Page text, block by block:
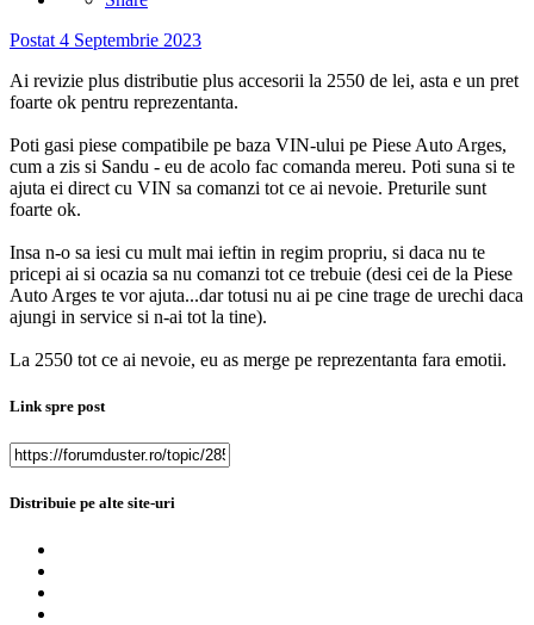
Postat 4 Septembrie 2023
Ai revizie plus distributie plus accesorii la 2550 de lei, asta e un pret
foarte ok pentru reprezentanta.
Poti gasi piese compatibile pe baza VIN-ului pe Piese Auto Arges,
cum a zis si Sandu - eu de acolo fac comanda mereu. Poti suna si te
ajuta ei direct cu VIN sa comanzi tot ce ai nevoie. Preturile sunt
foarte ok.
Insa n-o sa iesi cu mult mai ieftin in regim propriu, si daca nu te
pricepi ai si ocazia sa nu comanzi tot ce trebuie (desi cei de la Piese
Auto Arges te vor ajuta...dar totusi nu ai pe cine trage de urechi daca
ajungi in service si n-ai tot la tine).
La 2550 tot ce ai nevoie, eu as merge pe reprezentanta fara emotii.
Link spre post
Distribuie pe alte site-uri